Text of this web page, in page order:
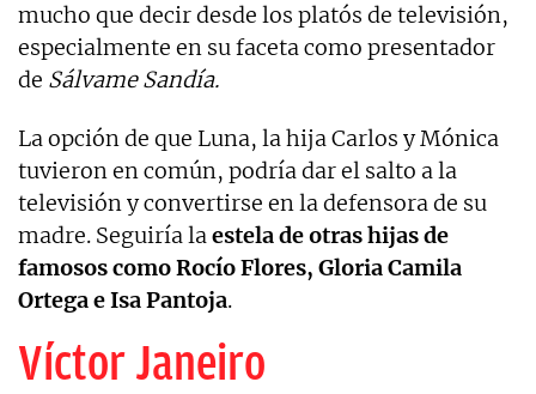
mucho que decir desde los platós de televisión,
especialmente en su faceta como presentador
de Sálvame Sandía.
La opción de que Luna, la hija Carlos y Mónica
tuvieron en común, podría dar el salto a la
televisión y convertirse en la defensora de su
madre. Seguiría laestela de otras hijas de
famosos como Rocío Flores, Gloria Camila
Ortega e Isa Pantoja.
Víctor Janeiro